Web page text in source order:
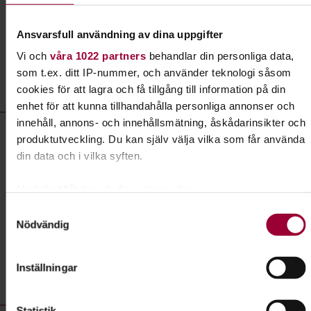
Ansvarsfull användning av dina uppgifter
Vi och våra 1022 partnersbehandlar din personliga data,
som t.ex. ditt IP-nummer, och använder teknologi såsom
cookies för att lagra och få tillgång till information på din
enhet för att kunna tillhandahålla personliga annonser och
innehåll, annons- och innehållsmätning, åskådarinsikter och
produktutveckling. Du kan själv välja vilka som får använda
din data och i vilka syften.
kan ha en noggrannhet på upp till flera meter
Ta reda på mer om hur dina personliga uppgifter behandlas
Nödvändig
Inställningar
Liknande kurser inomUtflykteri
Södermanlands län
Utflykter- kurser, studiecirklar & evenemang (13 rader)
Utflykt:Tisdagsskådning med Katrineholm Vingåkers
Ornitologer
Dag
Pris